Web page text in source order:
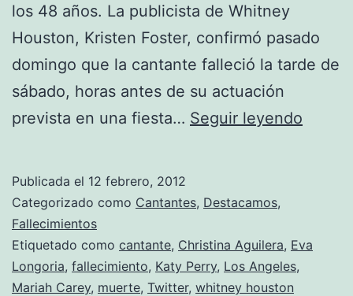
los 48 años. La publicista de Whitney
Houston, Kristen Foster, confirmó pasado
domingo que la cantante falleció la tarde de
sábado, horas antes de su actuación
prevista en una fiesta… Seguir leyendo
Publicada el 12 febrero, 2012
Categorizado como Cantantes, Destacamos,
Fallecimientos
Etiquetado como cantante, Christina Aguilera, Eva
Longoria, fallecimiento, Katy Perry, Los Angeles,
Mariah Carey, muerte, Twitter, whitney houston